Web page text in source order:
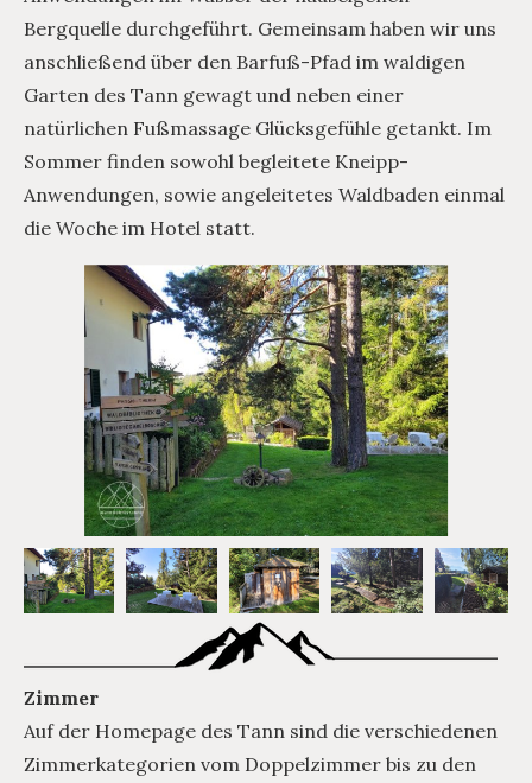
Bergquelle durchgeführt. Gemeinsam haben wir uns
anschließend über den Barfuß-Pfad im waldigen
Garten des Tann gewagt und neben einer
natürlichen Fußmassage Glücksgefühle getankt. Im
Sommer finden sowohl begleitete Kneipp-
Anwendungen, sowie angeleitetes Waldbaden einmal
die Woche im Hotel statt.
Zimmer
Auf der Homepage des Tann sind die verschiedenen
Zimmerkategorien vom Doppelzimmer bis zu den